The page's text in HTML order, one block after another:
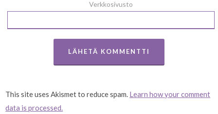
Verkkosivusto
This site uses Akismet to reduce spam. Learn how your comment
data is processed.